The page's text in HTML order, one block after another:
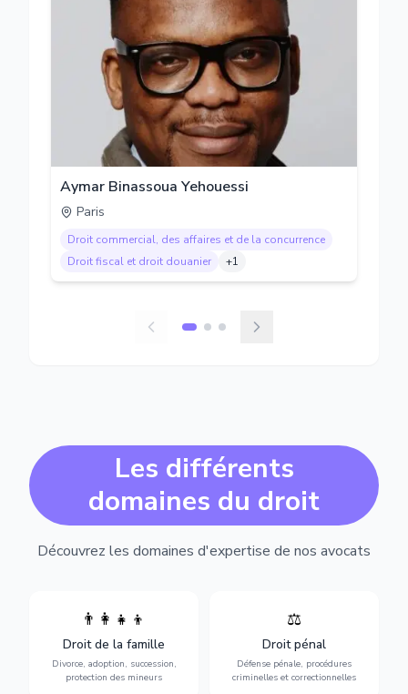
Aymar Binassoua Yehouessi
Paris
Droit commercial, des affaires et de la concurrence
Droit fiscal et droit douanier
+1
Les différents
domaines du droit
Découvrez les domaines d'expertise de nos avocats
👨‍👩‍👧‍👦
Droit de la famille
Divorce, adoption, succession,
protection des mineurs
Divorce, garde d'enfants,
adoption, succession et
protection des personnes
vulnérables.
⚖️
Droit pénal
Défense pénale, procédures
criminelles et correctionnelles
Expertise en matière pénale,
vue jusqu'au procès, pour
toute affaire correctionnelle
ou criminelle.